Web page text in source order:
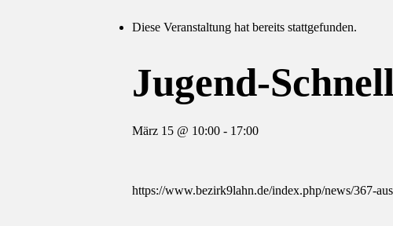
Diese Veranstaltung hat bereits stattgefunden.
Jugend-
März 15 @ 10:00 - 17:00
https://www.bezirk9lahn.de/index.php/news/367-